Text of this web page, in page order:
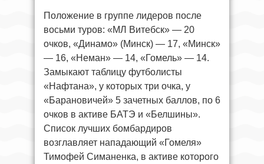
Положение в группе лидеров после
восьми туров: «МЛ Витебск» — 20
очков, «Динамо» (Минск) — 17, «Минск»
— 16, «Неман» — 14, «Гомель» — 14.
Замыкают таблицу футболисты
«Нафтана», у которых три очка, у
«Барановичей» 5 зачетных баллов, по 6
очков в активе БАТЭ и «Белшины».
Список лучших бомбардиров
возглавляет нападающий «Гомеля»
Тимофей Симаненка, в активе которого